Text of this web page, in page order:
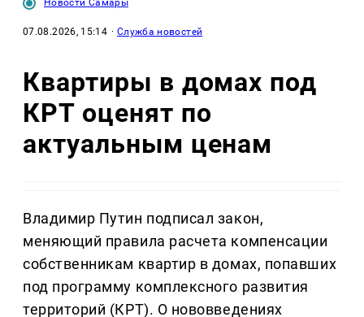
07.08.2026, 15:14 · Служба новостей
Квартиры в домах под
КРТ оценят по
актуальным ценам
Владимир Путин подписал закон,
меняющий правила расчета компенсации
собственникам квартир в домах, попавших
под программу комплексного развития
территорий (КРТ). О нововведениях